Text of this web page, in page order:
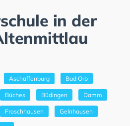
in der
Aschaffenburg Bad Orb
Büches Büdingen Damm
Froschhausen Gelnhausen